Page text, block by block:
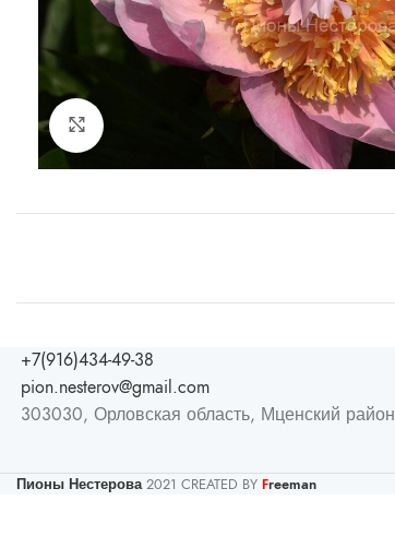
+7(916)434-49-38
pion.nesterov@gmail.com
303030, Орловская область, Мценский район
Пионы Нестерова 2021 CREATED BY Freeman